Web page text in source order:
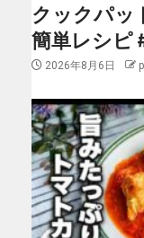
クックパッ
簡単レシピ
2026年8月6日